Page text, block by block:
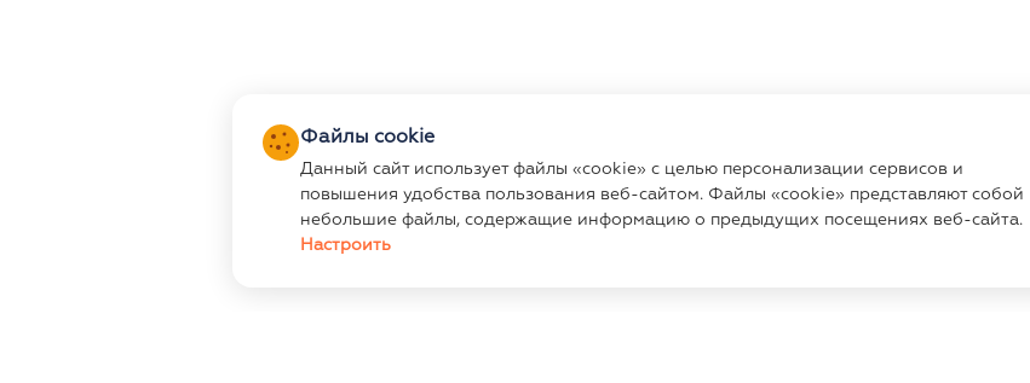
Файлы cookie
Данный сайт использует файлы «cookie» с целью персонализации сервисов и
повышения удобства пользования веб-сайтом. Файлы «cookie» представляют собой
небольшие файлы, содержащие информацию о предыдущих посещениях веб-сайта.
Настроить